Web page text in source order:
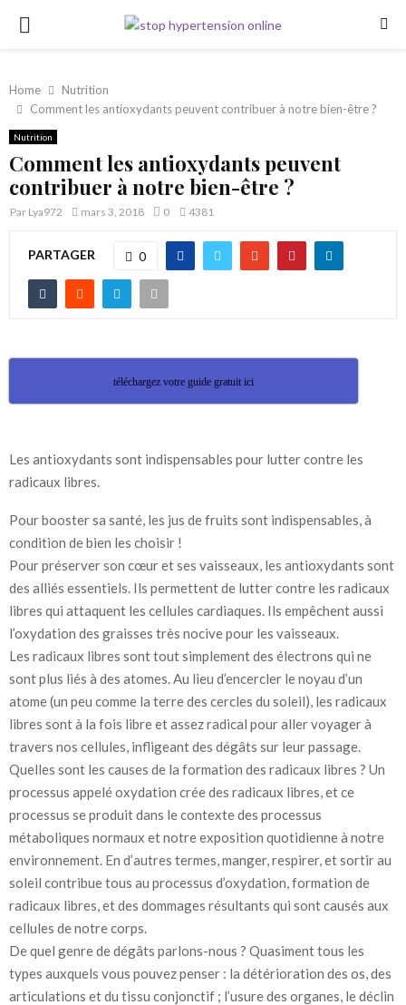
PRIMARY
Home
Nutrition
Comment les antioxydants peuvent contribuer à notre bien-être ?
Nutrition
Comment les antioxydants peuvent
contribuer à notre bien-être ?
Par Lya972 mars 3, 2018 0 4381
PARTAGER 0
téléchargez votre guide gratuit ici
Les antioxydants sont indispensables pour lutter contre les
radicaux libres.
Pour booster sa santé, les jus de fruits sont indispensables, à
condition de bien les choisir !
Pour préserver son cœur et ses vaisseaux, les antioxydants sont
des alliés essentiels. Ils permettent de lutter contre les radicaux
libres qui attaquent les cellules cardiaques. Ils empêchent aussi
l’oxydation des graisses très nocive pour les vaisseaux.
Les radicaux libres sont tout simplement des électrons qui ne
sont plus liés à des atomes. Au lieu d’encercler le noyau d’un
atome (un peu comme la terre des cercles du soleil), les radicaux
libres sont à la fois libre et assez radical pour aller voyager à
travers nos cellules, infligeant des dégâts sur leur passage.
Quelles sont les causes de la formation des radicaux libres ? Un
processus appelé oxydation crée des radicaux libres, et ce
processus se produit dans le contexte des processus
métaboliques normaux et notre exposition quotidienne à notre
environnement. En d’autres termes, manger, respirer, et sortir au
soleil contribue tous au processus d’oxydation, formation de
radicaux libres, et des dommages résultants qui sont causés aux
cellules de notre corps.
De quel genre de dégâts parlons-nous ? Quasiment tous les
types auxquels vous pouvez penser : la détérioration des os, des
articulations et du tissu conjonctif ; l’usure des organes, le déclin